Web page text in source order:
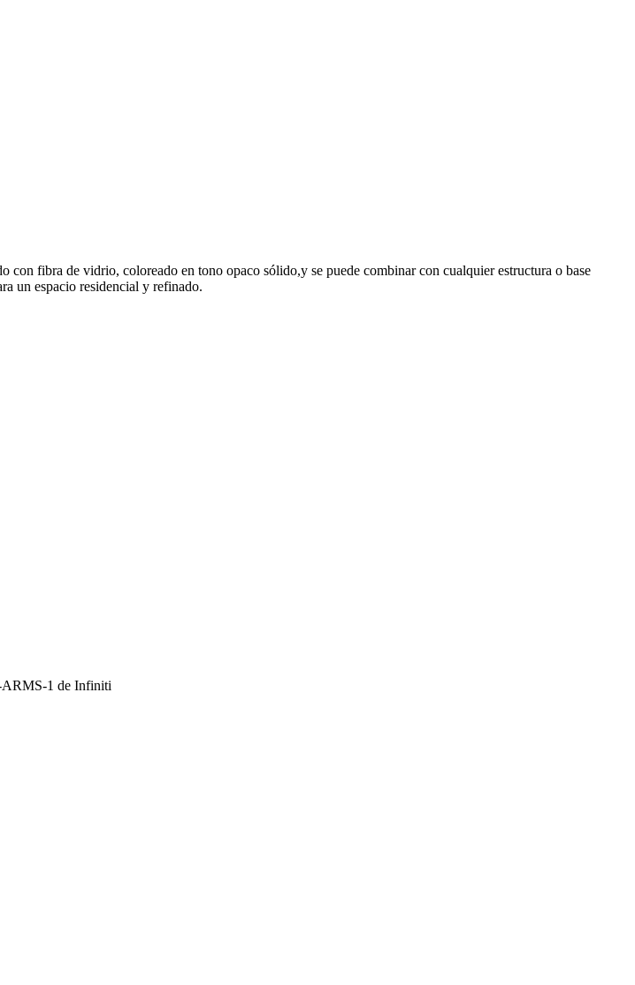
fibra de vidrio, coloreado en tono opaco sólido,y se puede combinar con cualquier estructura o base
un espacio residencial y refinado.
1 de Infiniti